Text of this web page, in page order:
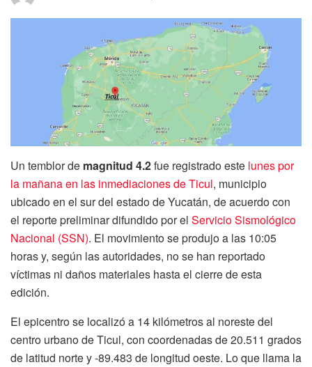
Un temblor de magnitud 4.2fue registrado este lunes por
la mañana en las inmediaciones de Ticul, municipio
ubicado en el sur del estado de Yucatán, de acuerdo con
el reporte preliminar difundido por el Servicio Sismológico
Nacional (SSN). El movimiento se produjo a las 10:05
horas y, según las autoridades, no se han reportado
víctimas ni daños materiales hasta el cierre de esta
edición.
El epicentro se localizó a 14 kilómetros al noreste del
centro urbano de Ticul, con coordenadas de 20.511 grados
de latitud norte y -89.483 de longitud oeste. Lo que llama la